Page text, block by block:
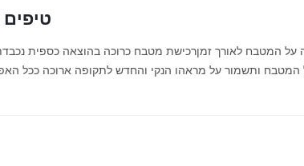
המטבח לאורך זמןרכישת מטבח כרוכה בהוצאה כספית נכבדת
ותשמור על מראהו הנקי והחדש לתקופה ארוכה ככל